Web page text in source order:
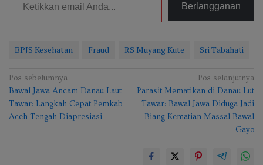
Berlangganan
BPJS Kesehatan Fraud RS Muyang Kute Sri Tabahati
Navigasi
pos
Pos sebelumnya
Bawal Jawa Ancam Danau Laut
Tawar: Langkah Cepat Pemkab
Aceh Tengah Diapresiasi
Pos selanjutnya
Parasit Mematikan di Danau Lut
Tawar: Bawal Jawa Diduga Jadi
Biang Kematian Massal Bawal
Gayo